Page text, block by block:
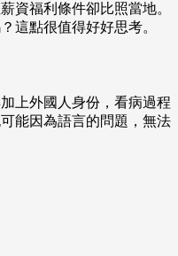
資福利條件卻比照當地。
這點很值得好好思考。
上外國人身份，看病過程
能因為語言的問題，無法